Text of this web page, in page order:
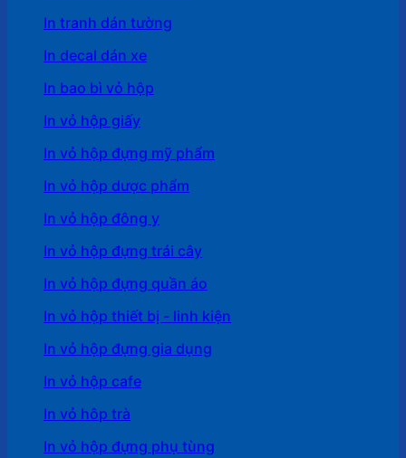
In tranh dán tường
In decal dán xe
In bao bì vỏ hộp
In vỏ hộp giấy
In vỏ hộp đựng mỹ phẩm
In vỏ hộp dược phẩm
In vỏ hộp đông y
In vỏ hộp đựng trái cây
In vỏ hộp đựng quần áo
In vỏ hộp thiết bị - linh kiện
In vỏ hộp đựng gia dụng
In vỏ hộp cafe
In vỏ hôp trà
In vỏ hộp đựng phụ tùng